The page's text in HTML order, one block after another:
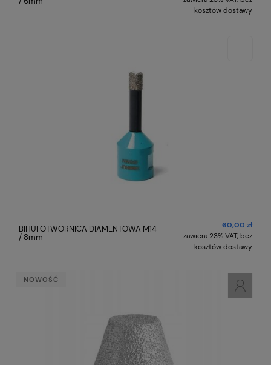
kosztów dostawy
BIHUI OTWORNICA DIAMENTOWA M14
/ 8mm
60,00 zł
zawiera 23% VAT, bez
kosztów dostawy
NOWOŚĆ